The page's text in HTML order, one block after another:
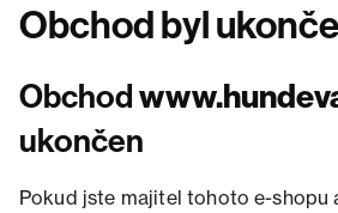
Obchod byl
Obchod
ukončen
Pokud jste majitel tohoto e-shopu